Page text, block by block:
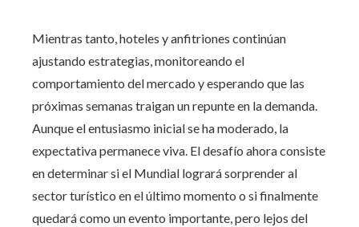
Mientras tanto, hoteles y anfitriones continúan
ajustando estrategias, monitoreando el
comportamiento del mercado y esperando que las
próximas semanas traigan un repunte en la demanda.
Aunque el entusiasmo inicial se ha moderado, la
expectativa permanece viva. El desafío ahora consiste
en determinar si el Mundial logrará sorprender al
sector turístico en el último momento o si finalmente
quedará como un evento importante, pero lejos del